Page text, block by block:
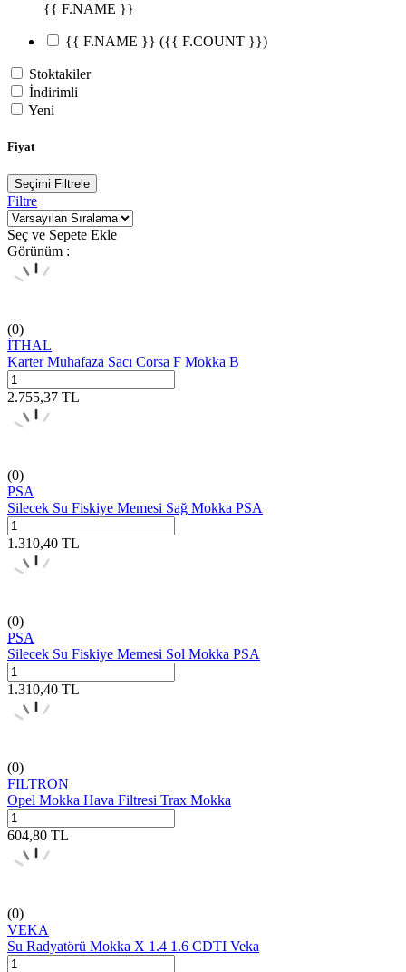
{{ F.NAME }}
{{ F.NAME }} ({{ F.COUNT }})
Stoktakiler
İndirimli
Yeni
Fiyat
Seçimi Filtrele
Filtre
Seç ve Sepete Ekle
Görünüm :
(0)
İTHAL
Karter Muhafaza Sacı Corsa F Mokka B
2.755,37 TL
(0)
PSA
Silecek Su Fiskiye Memesi Sağ Mokka PSA
1.310,40 TL
(0)
PSA
Silecek Su Fiskiye Memesi Sol Mokka PSA
1.310,40 TL
(0)
FILTRON
Opel Mokka Hava Filtresi Trax Mokka
604,80 TL
(0)
VEKA
Su Radyatörü Mokka X 1.4 1.6 CDTI Veka